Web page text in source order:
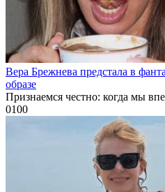
Вера Брежнева предстала в
образе
Признаемся честно: когда мы
0100